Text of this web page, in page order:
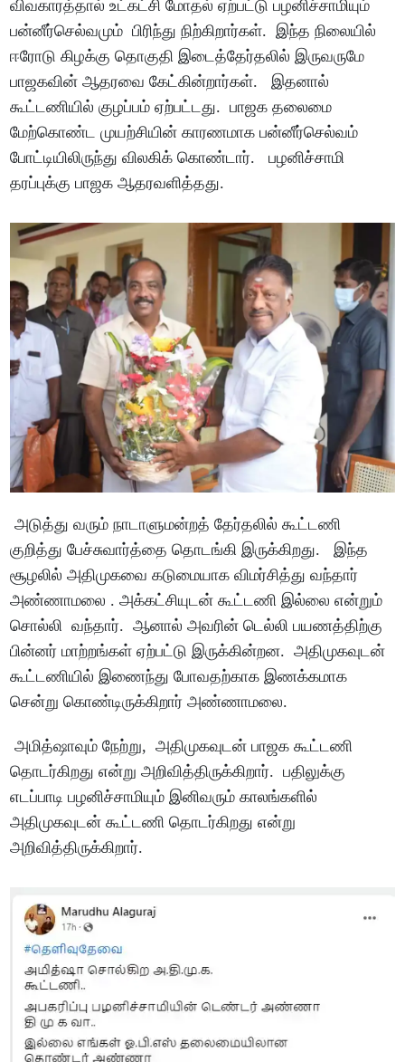
விவகாரத்தால் உட்கட்சி மோதல் ஏற்பட்டு பழனிச்சாமியும்
பன்னீர்செல்வமும் பிரிந்து நிற்கிறார்கள். இந்த நிலையில்
ஈரோடு கிழக்கு தொகுதி இடைத்தேர்தலில் இருவருமே
பாஜகவின் ஆதரவை கேட்கின்றார்கள். இதனால்
கூட்டணியில் குழப்பம் ஏற்பட்டது. பாஜக தலைமை
மேற்கொண்ட முயற்சியின் காரணமாக பன்னீர்செல்வம்
போட்டியிலிருந்து விலகிக் கொண்டார். பழனிச்சாமி
தரப்புக்கு பாஜக ஆதரவளித்தது.
அடுத்து வரும் நாடாளுமன்றத் தேர்தலில் கூட்டணி
குறித்து பேச்சுவார்த்தை தொடங்கி இருக்கிறது. இந்த
சூழலில் அதிமுகவை கடுமையாக விமர்சித்து வந்தார்
அண்ணாமலை . அக்கட்சியுடன் கூட்டணி இல்லை என்றும்
சொல்லி வந்தார். ஆனால் அவரின் டெல்லி பயணத்திற்கு
பின்னர் மாற்றங்கள் ஏற்பட்டு இருக்கின்றன. அதிமுகவுடன்
கூட்டணியில் இணைந்து போவதற்காக இணக்கமாக
சென்று கொண்டிருக்கிறார் அண்ணாமலை.
அமித்ஷாவும் நேற்று, அதிமுகவுடன் பாஜக கூட்டணி
தொடர்கிறது என்று அறிவித்திருக்கிறார். பதிலுக்கு
எடப்பாடி பழனிச்சாமியும் இனிவரும் காலங்களில்
அதிமுகவுடன் கூட்டணி தொடர்கிறது என்று
அறிவித்திருக்கிறார்.